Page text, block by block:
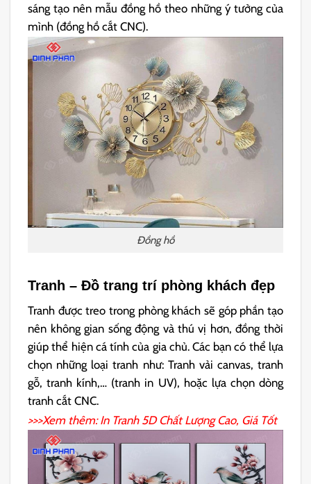
sáng tạo nên mẫu đồng hồ theo những ý tưởng của
mình (đồng hồ cắt CNC).
Đồng hồ
Tranh – Đồ trang trí phòng khách đẹp
Tranh được treo trong phòng khách sẽ góp phần tạo
nên không gian sống động và thú vị hơn, đồng thời
giúp thể hiện cá tính của gia chủ. Các bạn có thể lựa
chọn những loại tranh như: Tranh vải canvas, tranh
gỗ, tranh kính,… (tranh in UV), hoặc lựa chọn dòng
tranh cắt CNC.
>>>Xem thêm:In Tranh 5DChất Lượng Cao, Giá Tốt